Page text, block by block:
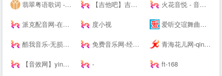
翡翠粤语歌词 - 粤语歌词拼音注音 【吉他吧】吉他谱大全_吉他弹唱视频教学 火花音悦 - 音乐版权服务平台，正版音乐好听不贵
派克配音网-在线配音网站_广告宣传片配音_动画游戏配音公司 度小视 爱听交谊舞曲网-交谊舞曲下载,免费交谊舞曲,广场舞曲,交谊舞曲,最新交谊舞曲网
酷我音乐-无损音质正版在线试听网站 免费音乐网-经典歌曲大全、无损MP3歌曲免费下载 青海花儿网-qinghaihuaer.com.cn
【音效网】yinxiao.com-音效,音效网,免费音效素材,音效素材网,音效素材,音效网,音效素材网,音效素材下载,音效素材网站,中国音效素材,音效素材,音效网 - ft-168